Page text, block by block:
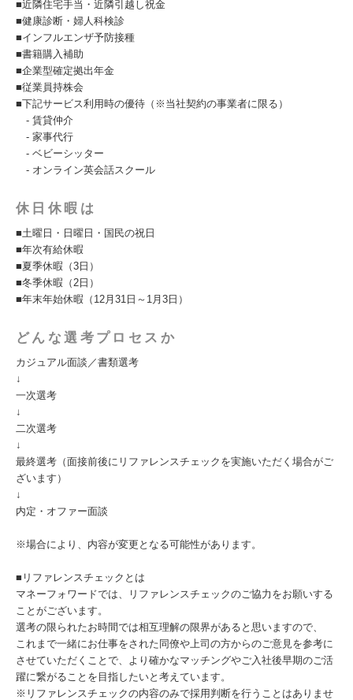
■近隣住宅手当・近隣引越し祝金
■健康診断・婦人科検診
■インフルエンザ予防接種
■書籍購入補助
■企業型確定拠出年金
■従業員持株会
■下記サービス利用時の優待（※当社契約の事業者に限る）
- 賃貸仲介
- 家事代行
- ベビーシッター
- オンライン英会話スクール
休日休暇は
■土曜日・日曜日・国民の祝日
■年次有給休暇
■夏季休暇（3日）
■冬季休暇（2日）
■年末年始休暇（12月31日～1月3日）
どんな選考プロセスか
カジュアル面談／書類選考
↓
一次選考
↓
二次選考
↓
最終選考（面接前後にリファレンスチェックを実施いただく場合がご
ざいます）
↓
内定・オファー面談
※場合により、内容が変更となる可能性があります。
■リファレンスチェックとは
マネーフォワードでは、リファレンスチェックのご協力をお願いする
ことがございます。
選考の限られたお時間では相互理解の限界があると思いますので、
これまで一緒にお仕事をされた同僚や上司の方からのご意見を参考に
させていただくことで、より確かなマッチングやご入社後早期のご活
躍に繋がることを目指したいと考えています。
※リファレンスチェックの内容のみで採用判断を行うことはありませ